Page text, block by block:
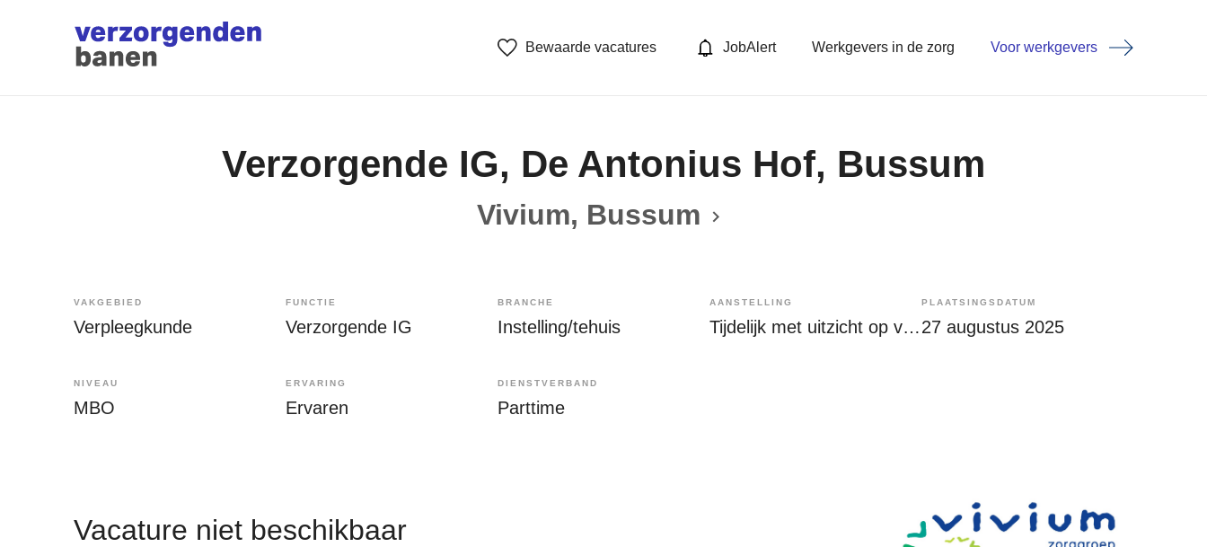
Bewaarde vacatures JobAlert Werkgevers in de zorg Voor werkgevers
Verzorgende IG, De Antonius Hof, Bussum
Vivium, Bussum
VAKGEBIED
Verpleegkunde
FUNCTIE
Verzorgende IG
BRANCHE
Instelling/tehuis
AANSTELLING
Tijdelijk met uitzicht op vast
PLAATSINGSDATUM
27 augustus 2025
NIVEAU
MBO
ERVARING
Ervaren
DIENSTVERBAND
Parttime
Vacature niet beschikbaar